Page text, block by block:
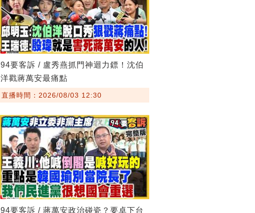
94要客訴 / 盧秀燕抓門神迴力鏢！沈伯
洋戳蔣萬安最痛點
直播時間：2026/08/03 12:30
94要客訴 / 蔣萬安政治碰瓷？要卓下台